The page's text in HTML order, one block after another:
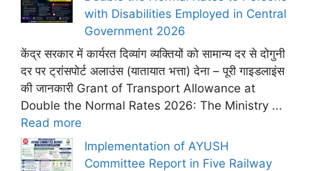
with Disabilities Employed in Central
Government 2026
केंद्र सरकार में कार्यरत दिव्यांग व्यक्तियों को सामान्य दर से दोगुनी
दर पर ट्रांसपोर्ट अलाउंस (यातायात भत्ता) देना – पूरी गाइडलाइंस
की जानकारी Grant of Transport Allowance at
Double the Normal Rates 2026: The Ministry ...
Read more
Implementation of AYUSH
Committee Report in Five Railway